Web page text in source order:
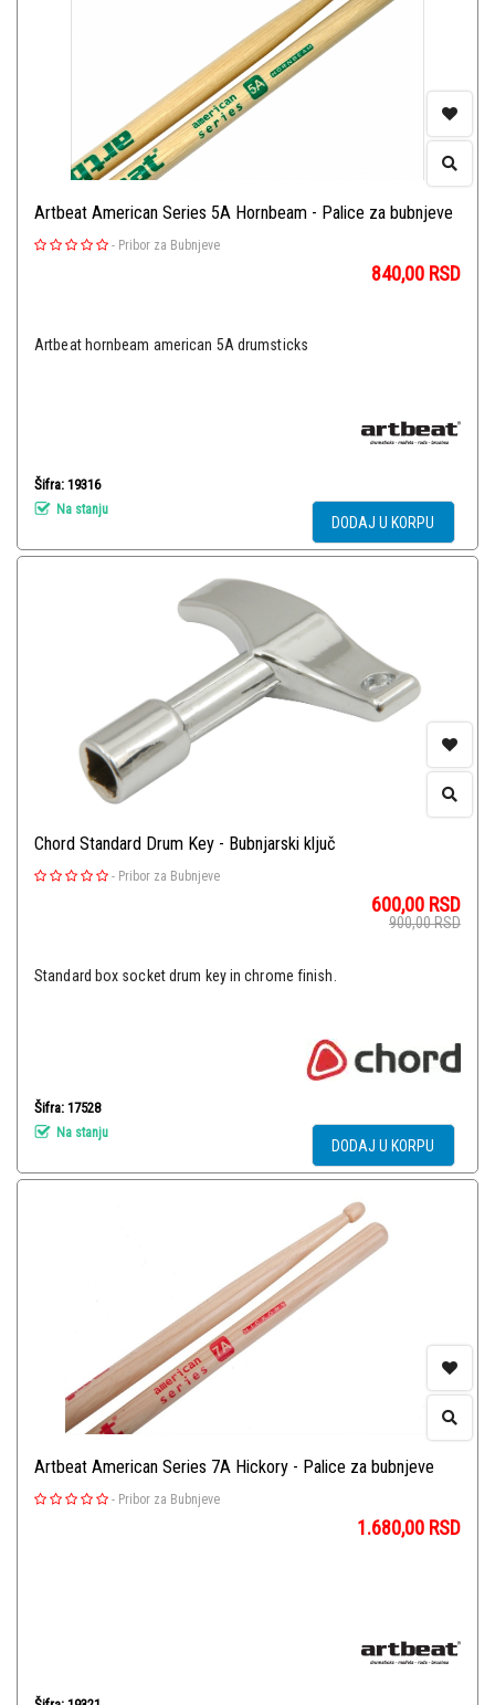
Artbeat American Series 5A Hornbeam - Palice za bubnjeve
- Pribor za Bubnjeve
840,00 RSD
Artbeat hornbeam american 5A drumsticks
Šifra: 19316
Na stanju
DODAJ U KORPU
Chord Standard Drum Key - Bubnjarski ključ
- Pribor za Bubnjeve
600,00 RSD
900,00RSD
Standard box socket drum key in chrome finish.
Šifra: 17528
Na stanju
DODAJ U KORPU
Artbeat American Series 7A Hickory - Palice za bubnjeve
- Pribor za Bubnjeve
1.680,00 RSD